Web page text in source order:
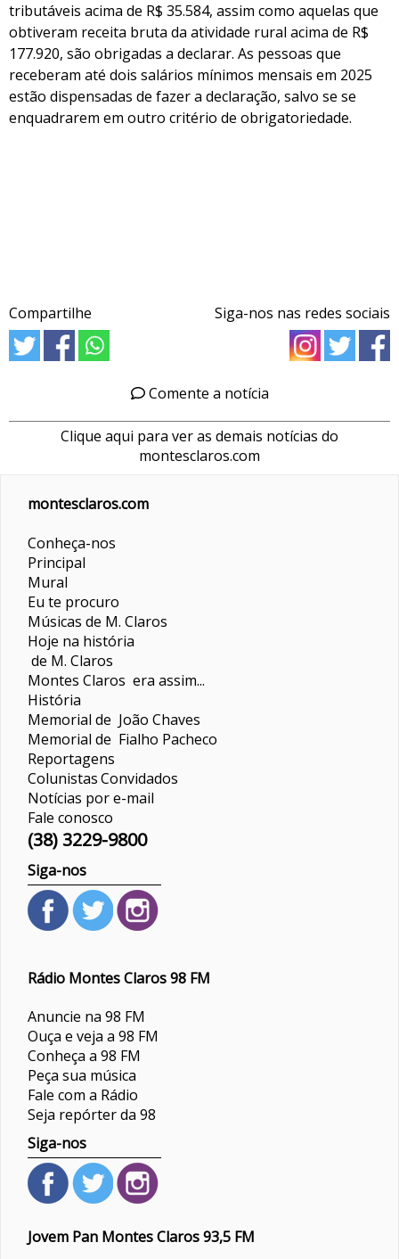
tributáveis acima de R$ 35.584, assim como aquelas que
obtiveram receita bruta da atividade rural acima de R$
177.920, são obrigadas a declarar. As pessoas que
receberam até dois salários mínimos mensais em 2025
estão dispensadas de fazer a declaração, salvo se se
enquadrarem em outro critério de obrigatoriedade.
Compartilhe Siga-nos nas redes sociais
Comente a notícia
Clique aqui para ver as demais notícias do
montesclaros.com
montesclaros.com
Conheça-nos
Principal
Mural
Eu te procuro
Músicas de M. Claros
Hoje na história
de M. Claros
Montes Claros era assim...
História
Memorial de João Chaves
Memorial de Fialho Pacheco
Reportagens
ColunistasConvidados
Notícias por e-mail
Fale conosco
(38) 3229-9800
Siga-nos
Rádio Montes Claros 98 FM
Anuncie na 98 FM
Ouça e veja a 98 FM
Conheça a 98 FM
Peça sua música
Fale com a Rádio
Seja repórter da 98
Siga-nos
Jovem Pan Montes Claros 93,5 FM